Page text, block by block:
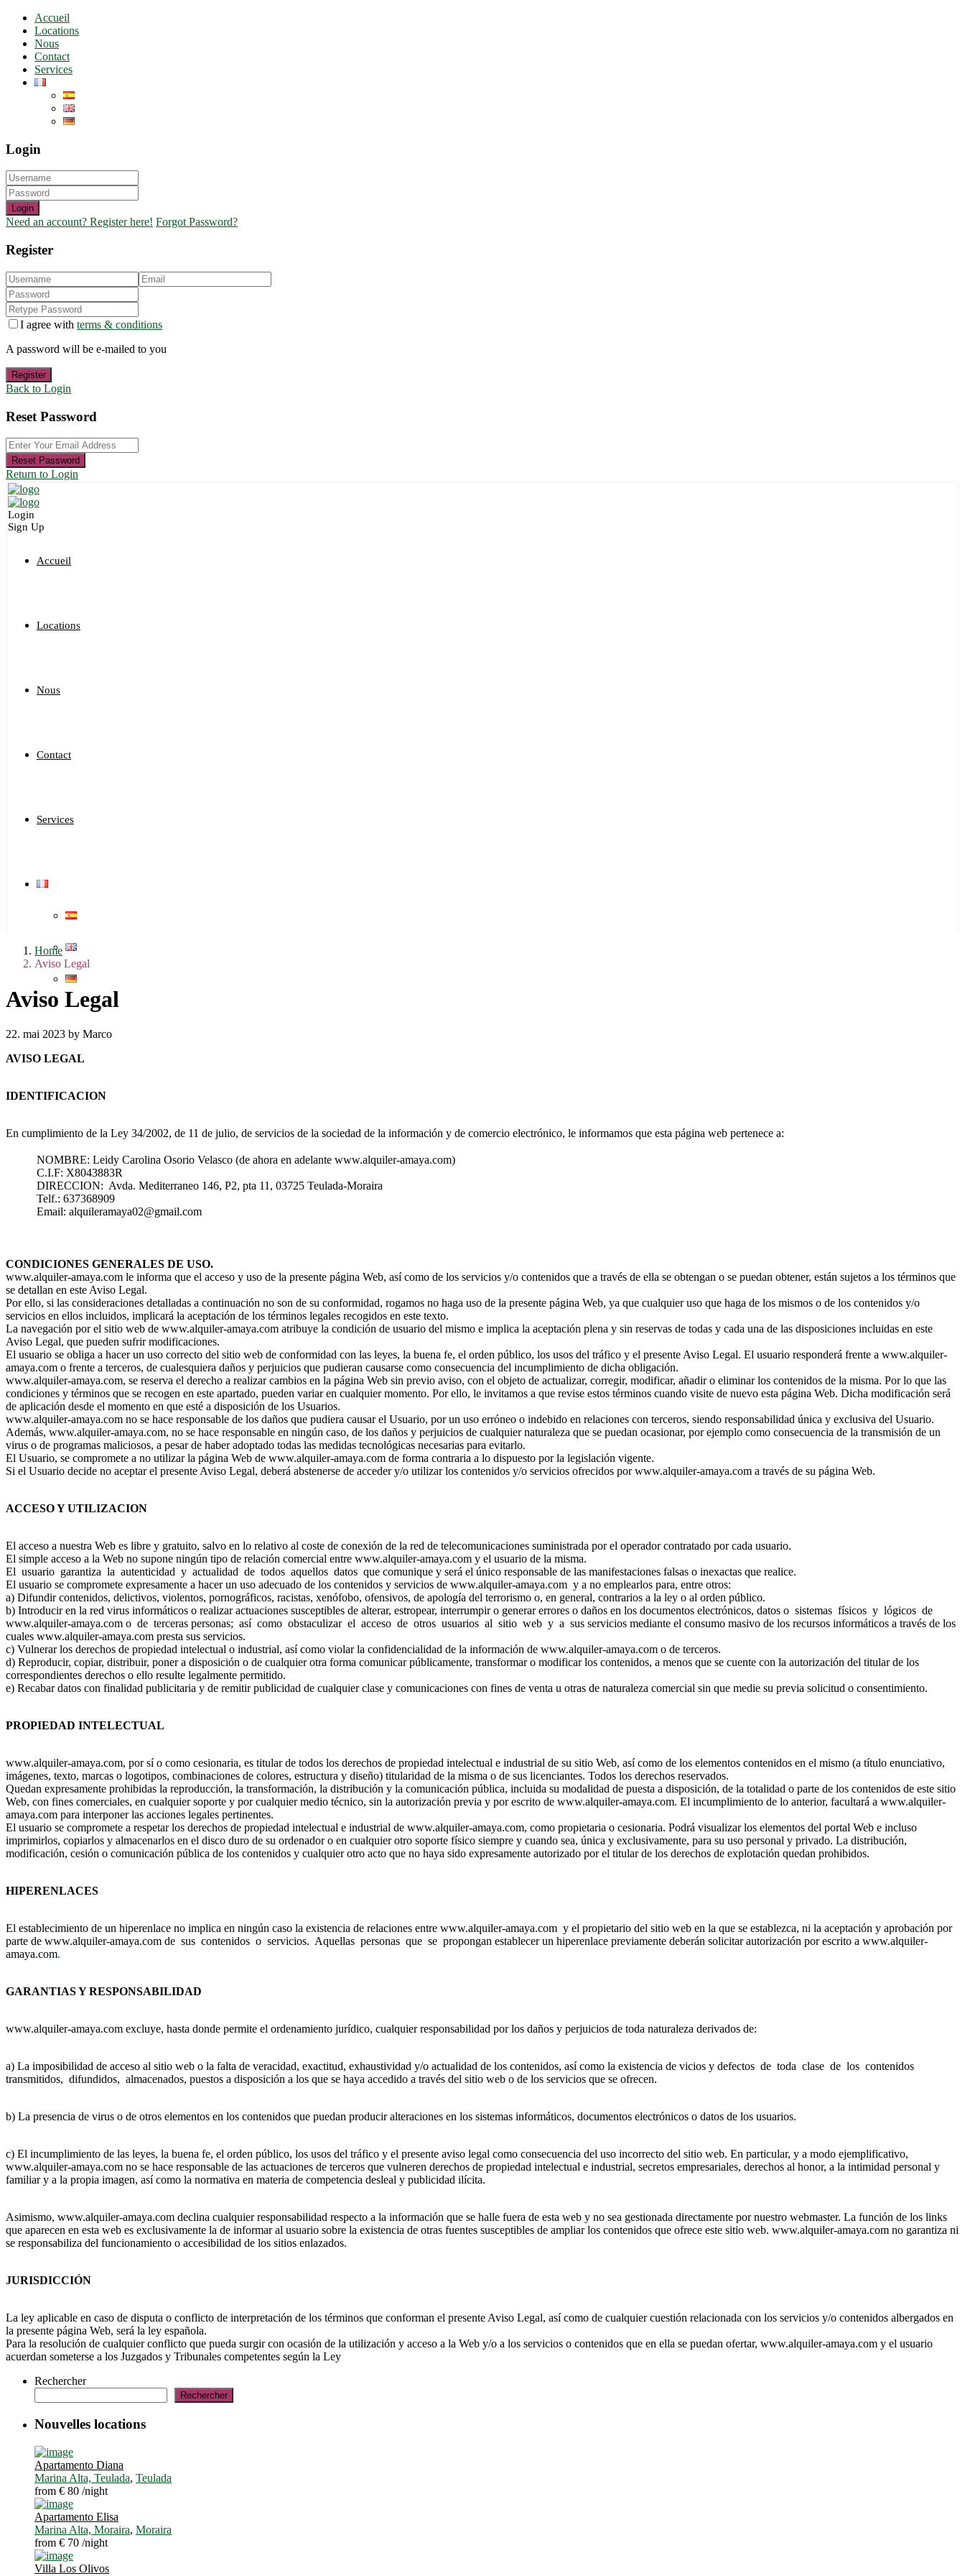
Accueil
Locations
Nous
Contact
Services
Login
Login
Need an account? Register here! Forgot Password?
Register
I agree with terms & conditions
A password will be e-mailed to you
Register
Back to Login
Reset Password
Reset Password
Return to Login
Login
Sign Up
Accueil
Locations
Nous
Contact
Services
Home
Aviso Legal
Aviso Legal
22. mai 2023 by Marco
AVISO LEGAL
IDENTIFICACION
En cumplimiento de la Ley 34/2002, de 11 de julio, de servicios de la sociedad de la información y de comercio electrónico, le informamos que esta página web pertenece a:
NOMBRE: Leidy Carolina Osorio Velasco (de ahora en adelante www.alquiler-amaya.com)
C.I.F: X8043883R
DIRECCION: Avda. Mediterraneo 146, P2, pta 11, 03725 Teulada-Moraira
Telf.: 637368909
Email: alquileramaya02@gmail.com
CONDICIONES GENERALES DE USO.
www.alquiler-amaya.com le informa que el acceso y uso de la presente página Web, así como de los servicios y/o contenidos que a través de ella se obtengan o se puedan obtener, están sujetos a los términos que
se detallan en este Aviso Legal.
Por ello, si las consideraciones detalladas a continuación no son de su conformidad, rogamos no haga uso de la presente página Web, ya que cualquier uso que haga de los mismos o de los contenidos y/o
servicios en ellos incluidos, implicará la aceptación de los términos legales recogidos en este texto.
La navegación por el sitio web de www.alquiler-amaya.com atribuye la condición de usuario del mismo e implica la aceptación plena y sin reservas de todas y cada una de las disposiciones incluidas en este
Aviso Legal, que pueden sufrir modificaciones.
El usuario se obliga a hacer un uso correcto del sitio web de conformidad con las leyes, la buena fe, el orden público, los usos del tráfico y el presente Aviso Legal. El usuario responderá frente a www.alquiler-
amaya.com o frente a terceros, de cualesquiera daños y perjuicios que pudieran causarse como consecuencia del incumplimiento de dicha obligación.
www.alquiler-amaya.com, se reserva el derecho a realizar cambios en la página Web sin previo aviso, con el objeto de actualizar, corregir, modificar, añadir o eliminar los contenidos de la misma. Por lo que las
condiciones y términos que se recogen en este apartado, pueden variar en cualquier momento. Por ello, le invitamos a que revise estos términos cuando visite de nuevo esta página Web. Dicha modificación será
de aplicación desde el momento en que esté a disposición de los Usuarios.
www.alquiler-amaya.com no se hace responsable de los daños que pudiera causar el Usuario, por un uso erróneo o indebido en relaciones con terceros, siendo responsabilidad única y exclusiva del Usuario.
Además, www.alquiler-amaya.com, no se hace responsable en ningún caso, de los daños y perjuicios de cualquier naturaleza que se puedan ocasionar, por ejemplo como consecuencia de la transmisión de un
virus o de programas maliciosos, a pesar de haber adoptado todas las medidas tecnológicas necesarias para evitarlo.
El Usuario, se compromete a no utilizar la página Web de www.alquiler-amaya.com de forma contraria a lo dispuesto por la legislación vigente.
Si el Usuario decide no aceptar el presente Aviso Legal, deberá abstenerse de acceder y/o utilizar los contenidos y/o servicios ofrecidos por www.alquiler-amaya.com a través de su página Web.
ACCESO Y UTILIZACION
El acceso a nuestra Web es libre y gratuito, salvo en lo relativo al coste de conexión de la red de telecomunicaciones suministrada por el operador contratado por cada usuario.
El simple acceso a la Web no supone ningún tipo de relación comercial entre www.alquiler-amaya.com y el usuario de la misma.
El usuario garantiza la autenticidad y actualidad de todos aquellos datos que comunique y será el único responsable de las manifestaciones falsas o inexactas que realice.
El usuario se compromete expresamente a hacer un uso adecuado de los contenidos y servicios de www.alquiler-amaya.com y a no emplearlos para, entre otros:
a) Difundir contenidos, delictivos, violentos, pornográficos, racistas, xenófobo, ofensivos, de apología del terrorismo o, en general, contrarios a la ley o al orden público.
b) Introducir en la red virus informáticos o realizar actuaciones susceptibles de alterar, estropear, interrumpir o generar errores o daños en los documentos electrónicos, datos o sistemas físicos y lógicos de
www.alquiler-amaya.com o de terceras personas; así como obstaculizar el acceso de otros usuarios al sitio web y a sus servicios mediante el consumo masivo de los recursos informáticos a través de los
cuales www.alquiler-amaya.com presta sus servicios.
c) Vulnerar los derechos de propiedad intelectual o industrial, así como violar la confidencialidad de la información de www.alquiler-amaya.com o de terceros.
d) Reproducir, copiar, distribuir, poner a disposición o de cualquier otra forma comunicar públicamente, transformar o modificar los contenidos, a menos que se cuente con la autorización del titular de los
correspondientes derechos o ello resulte legalmente permitido.
e) Recabar datos con finalidad publicitaria y de remitir publicidad de cualquier clase y comunicaciones con fines de venta u otras de naturaleza comercial sin que medie su previa solicitud o consentimiento.
PROPIEDAD INTELECTUAL
www.alquiler-amaya.com, por sí o como cesionaria, es titular de todos los derechos de propiedad intelectual e industrial de su sitio Web, así como de los elementos contenidos en el mismo (a título enunciativo,
imágenes, texto, marcas o logotipos, combinaciones de colores, estructura y diseño) titularidad de la misma o de sus licenciantes. Todos los derechos reservados.
Quedan expresamente prohibidas la reproducción, la transformación, la distribución y la comunicación pública, incluida su modalidad de puesta a disposición, de la totalidad o parte de los contenidos de este sitio
Web, con fines comerciales, en cualquier soporte y por cualquier medio técnico, sin la autorización previa y por escrito de www.alquiler-amaya.com. El incumplimiento de lo anterior, facultará a www.alquiler-
amaya.com para interponer las acciones legales pertinentes.
El usuario se compromete a respetar los derechos de propiedad intelectual e industrial de www.alquiler-amaya.com, como propietaria o cesionaria. Podrá visualizar los elementos del portal Web e incluso
imprimirlos, copiarlos y almacenarlos en el disco duro de su ordenador o en cualquier otro soporte físico siempre y cuando sea, única y exclusivamente, para su uso personal y privado. La distribución,
modificación, cesión o comunicación pública de los contenidos y cualquier otro acto que no haya sido expresamente autorizado por el titular de los derechos de explotación quedan prohibidos.
HIPERENLACES
El establecimiento de un hiperenlace no implica en ningún caso la existencia de relaciones entre www.alquiler-amaya.com y el propietario del sitio web en la que se establezca, ni la aceptación y aprobación por
parte de www.alquiler-amaya.com de sus contenidos o servicios. Aquellas personas que se propongan establecer un hiperenlace previamente deberán solicitar autorización por escrito a www.alquiler-
amaya.com.
GARANTIAS Y RESPONSABILIDAD
www.alquiler-amaya.com excluye, hasta donde permite el ordenamiento jurídico, cualquier responsabilidad por los daños y perjuicios de toda naturaleza derivados de:
a) La imposibilidad de acceso al sitio web o la falta de veracidad, exactitud, exhaustividad y/o actualidad de los contenidos, así como la existencia de vicios y defectos de toda clase de los contenidos
transmitidos, difundidos, almacenados, puestos a disposición a los que se haya accedido a través del sitio web o de los servicios que se ofrecen.
b) La presencia de virus o de otros elementos en los contenidos que puedan producir alteraciones en los sistemas informáticos, documentos electrónicos o datos de los usuarios.
c) El incumplimiento de las leyes, la buena fe, el orden público, los usos del tráfico y el presente aviso legal como consecuencia del uso incorrecto del sitio web. En particular, y a modo ejemplificativo,
www.alquiler-amaya.com no se hace responsable de las actuaciones de terceros que vulneren derechos de propiedad intelectual e industrial, secretos empresariales, derechos al honor, a la intimidad personal y
familiar y a la propia imagen, así como la normativa en materia de competencia desleal y publicidad ilícita.
Asimismo, www.alquiler-amaya.com declina cualquier responsabilidad respecto a la información que se halle fuera de esta web y no sea gestionada directamente por nuestro webmaster. La función de los links
que aparecen en esta web es exclusivamente la de informar al usuario sobre la existencia de otras fuentes susceptibles de ampliar los contenidos que ofrece este sitio web. www.alquiler-amaya.com no garantiza ni
se responsabiliza del funcionamiento o accesibilidad de los sitios enlazados.
JURISDICCIÓN
La ley aplicable en caso de disputa o conflicto de interpretación de los términos que conforman el presente Aviso Legal, así como de cualquier cuestión relacionada con los servicios y/o contenidos albergados en
la presente página Web, será la ley española.
Para la resolución de cualquier conflicto que pueda surgir con ocasión de la utilización y acceso a la Web y/o a los servicios o contenidos que en ella se puedan ofertar, www.alquiler-amaya.com y el usuario
acuerdan someterse a los Juzgados y Tribunales competentes según la Ley
Rechercher
Rechercher
Nouvelles locations
Apartamento Diana
Marina Alta, Teulada, Teulada
from € 80 /night
Apartamento Elisa
Marina Alta, Moraira, Moraira
from € 70 /night
Villa Los Olivos